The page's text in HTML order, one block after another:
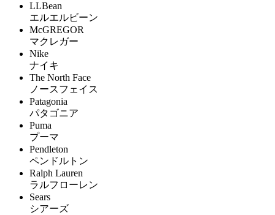
LLBean
エルエルビーン
McGREGOR
マクレガー
Nike
ナイキ
The North Face
ノースフェイス
Patagonia
パタゴニア
Puma
プーマ
Pendleton
ペンドルトン
Ralph Lauren
ラルフローレン
Sears
シアーズ